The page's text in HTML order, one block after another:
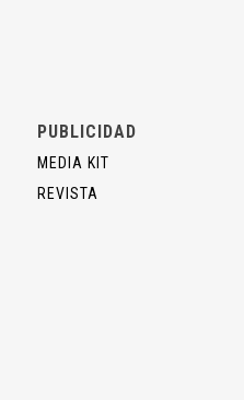
PUBLICIDAD
MEDIA KIT
REVISTA